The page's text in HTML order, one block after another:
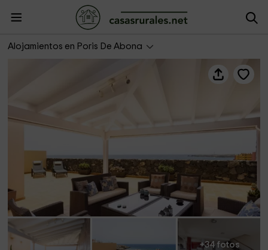
Alojamientos en Poris De Abona
Pillow Abroad- Porís 10
+34 fotos